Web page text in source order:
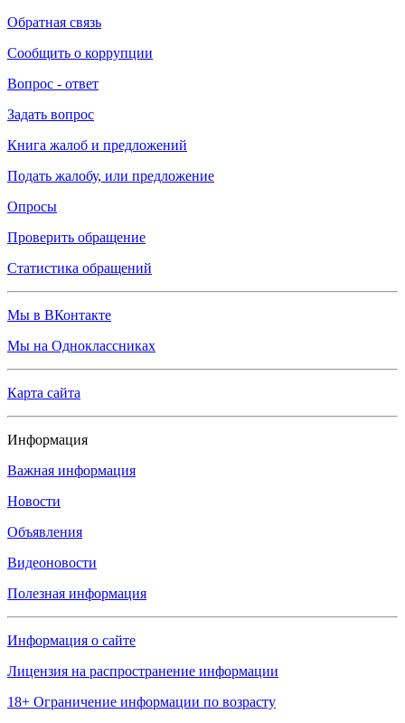
Обратная связь
Сообщить о коррупции
Вопрос - ответ
Задать вопрос
Книга жалоб и предложений
Подать жалобу, или предложение
Опросы
Проверить обращение
Статистика обращений
Мы в ВКонтакте
Мы на Одноклассниках
Карта сайта
Информация
Важная информация
Новости
Объявления
Видеоновости
Полезная информация
Информация о сайте
Лицензия на распространение информации
18+ Ограничение информации по возрасту